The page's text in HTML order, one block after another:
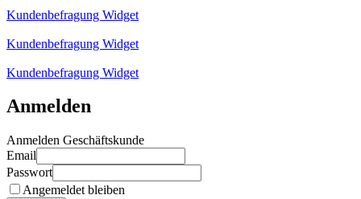
Kundenbefragung Widget
Kundenbefragung Widget
Kundenbefragung Widget
Anmelden
Anmelden Geschäftskunde
Email
Passwort
Angemeldet bleiben